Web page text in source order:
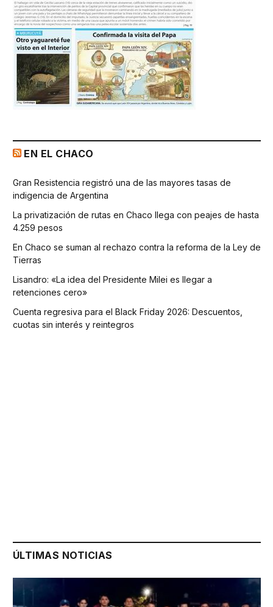
EN EL CHACO
Gran Resistencia registró una de las mayores tasas de
indigencia de Argentina
La privatización de rutas en Chaco llega con peajes de hasta
4.259 pesos
En Chaco se suman al rechazo contra la reforma de la Ley de
Tierras
Lisandro: «La idea del Presidente Milei es llegar a
retenciones cero»
Cuenta regresiva para el Black Friday 2026: Descuentos,
cuotas sin interés y reintegros
ÚLTIMAS NOTICIAS